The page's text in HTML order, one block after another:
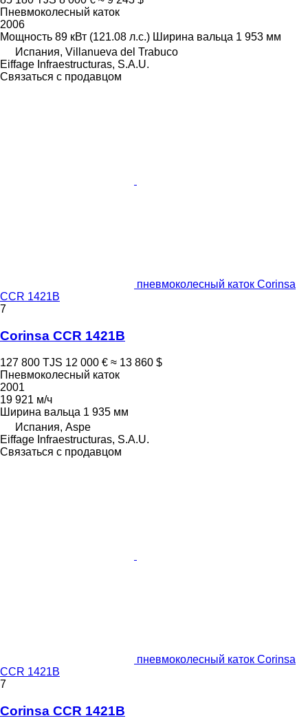
Пневмоколесный каток
2006
Мощность 89 кВт (121.08 л.с.) Ширина вальца 1 953 мм
Испания, Villanueva del Trabuco
Eiffage Infraestructuras, S.A.U.
Связаться с продавцом
пневмоколесный каток Corinsa
CCR 1421B
7
Corinsa CCR 1421B
127 800 TJS 12 000 € ≈ 13 860 $
Пневмоколесный каток
2001
19 921 м/ч
Ширина вальца 1 935 мм
Испания, Aspe
Eiffage Infraestructuras, S.A.U.
Связаться с продавцом
пневмоколесный каток Corinsa
CCR 1421B
7
Corinsa CCR 1421B